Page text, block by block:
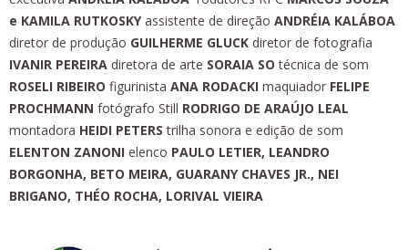
e KAMILA RUTKOSKYassistente de direção ANDRÉIA KALÁBOA
diretor de produção GUILHERME GLUCK diretor de fotografia
IVANIR PEREIRA diretora de arte SORAIA SOtécnica de som
ROSELI RIBEIRO figurinista ANA RODACKI maquiador FELIPE
PROCHMANN fotógrafo Still RODRIGO DE ARAÚJO LEAL
montadora HEIDI PETERStrilha sonora e edição de som
ELENTON ZANONI elenco PAULO LETIER, LEANDRO
BORGONHA, BETO MEIRA, GUARANY CHAVES JR., NEI
BRIGANO, THÉO ROCHA, LORIVAL VIEIRA